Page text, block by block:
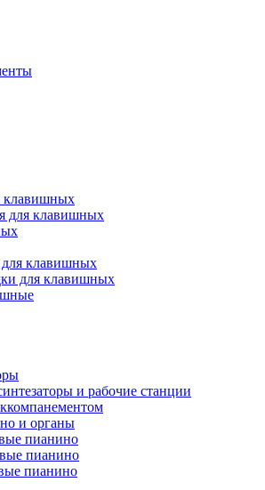
клавишных
для клавишных
клавишных
для клавишных
и рабочие станции
и органы
пианино
пианино
пианино